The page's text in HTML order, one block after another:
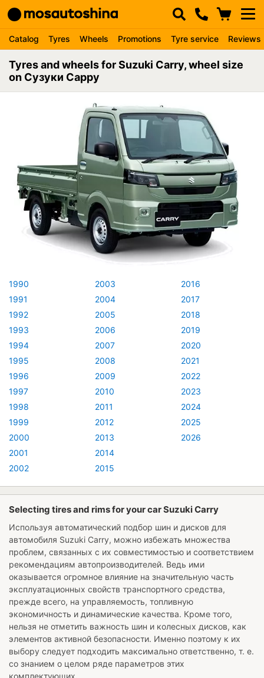
Catalog Tyres Wheels Promotions Tyre service Reviews
Tyres and wheels for Suzuki Carry, wheel size
on Сузуки Сарру
1990
1991
1992
1993
1994
1995
1996
1997
1998
1999
2000
2001
2002
2003
2004
2005
2006
2007
2008
2009
2010
2011
2012
2013
2014
2015
2016
2017
2018
2019
2020
2021
2022
2023
2024
2025
2026
Selecting tires and rims for your car Suzuki Carry
Используя автоматический подбор шин и дисков для
автомобиля Suzuki Carry, можно избежать множества
проблем, связанных с их совместимостью и соответствием
рекомендациям автопроизводителей. Ведь ими
оказывается огромное влияние на значительную часть
эксплуатационных свойств транспортного средства,
прежде всего, на управляемость, топливную
экономичность и динамические качества. Кроме того,
нельзя не отметить важность шин и колесных дисков, как
элементов активной безопасности. Именно поэтому к их
выбору следует подходить максимально ответственно, т. е.
со знанием о целом ряде параметров этих
комплектующих.